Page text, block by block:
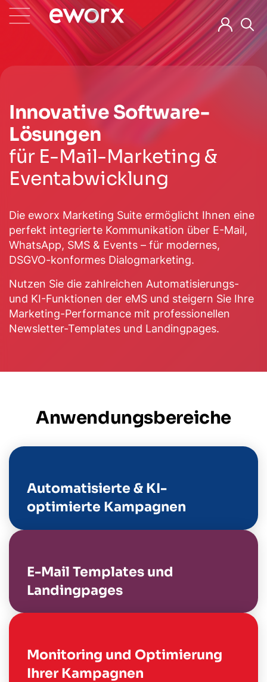
Innovative Software-
Lösungen
für E-Mail-Marketing &
Eventabwicklung
Die eworx Marketing Suite ermöglicht Ihnen eine
perfekt integrierte Kommunikation über E-Mail,
WhatsApp, SMS & Events – für modernes,
DSGVO-konformes Dialogmarketing.
Nutzen Sie die zahlreichen Automatisierungs-
und KI-Funktionen der eMS und steigern Sie Ihre
Marketing-Performance mit professionellen
Newsletter-Templates und Landingpages.
Anwendungsbereiche
Automatisierte & KI-
optimierte Kampagnen
E-Mail Templates und
Landingpages
Monitoring und Optimierung
Ihrer Kampagnen